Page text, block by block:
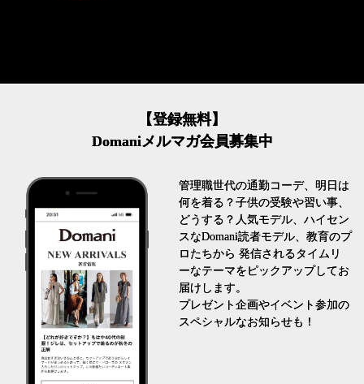
【登録無料】
Domaniメルマガ会員募集中
管理職世代の通勤コーデ、明日は
何を着る？子供の受験や習い事、
どうする？人気モデル、ハイセン
スなDomani読者モデル、教育のプ
ロたちから 発信されるタイムリ
ーなテーマをピックアップしてお
届けします。
プレゼント企画やイベント参加の
スペシャルなお知らせも！